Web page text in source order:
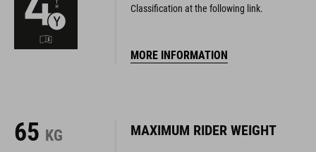
Classification at the following link.
MORE INFORMATION
65 KG MAXIMUM RIDER WEIGHT